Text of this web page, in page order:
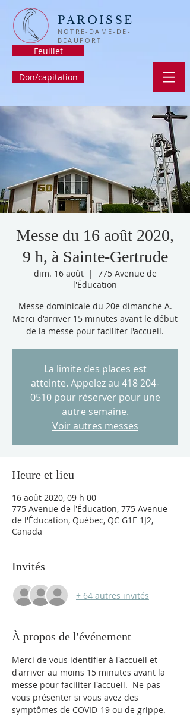
PAROISSE
NOTRE-DAME-DE-
BEAUPORT
Feuillet
Don/capitation
Messe du 16 août 2020,
9 h, à Sainte-Gertrude
dim. 16 août
  |
775 Avenue de
l'Éducation
Messe dominicale du 20e dimanche A.
Merci d'arriver 15 minutes avant le début
de la messe pour faciliter l'accueil.
La limite des places est
atteinte. Appelez au 418 204-
0510 pour réserver pour une
autre semaine.
Voir autres messes
Heure et lieu
16 août 2020, 09 h 00
775 Avenue de l'Éducation, 775 Avenue
de l'Éducation, Québec, QC G1E 1J2,
Canada
Invités
+ 64 autres invités
À propos de l'événement
Merci de vous identifier à l'accueil et
d'arriver au moins 15 minutes avant la
messe pour faciliter l'accueil.  Ne pas
vous présenter si vous avez des
symptômes de COVID-19 ou de grippe.